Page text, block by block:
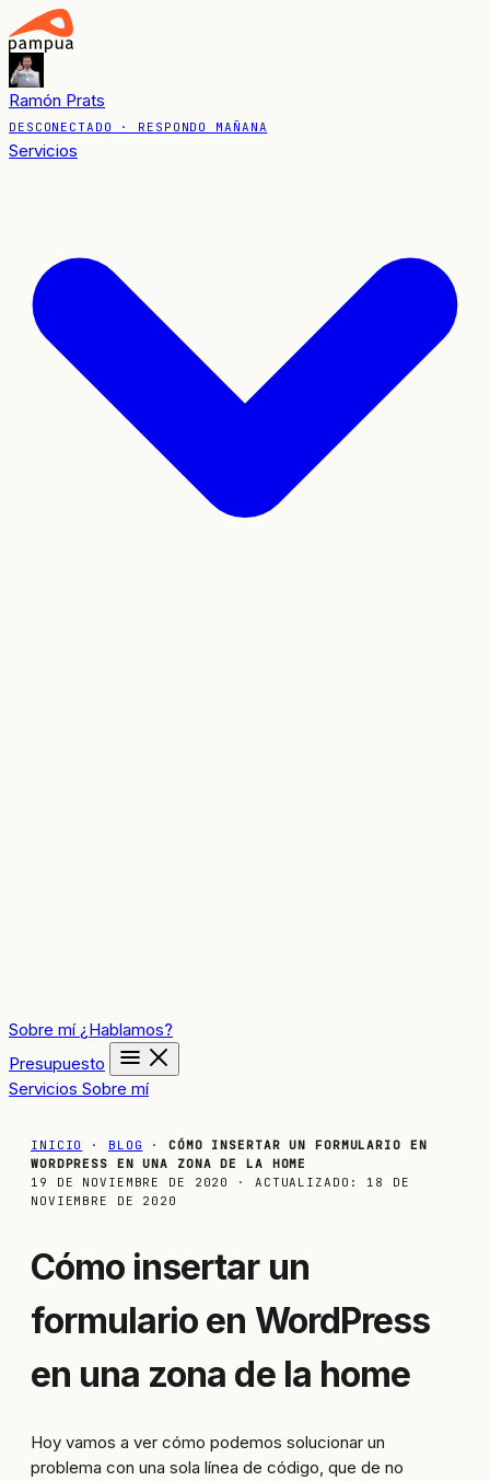
Ramón Prats
DESCONECTADO · RESPONDO MAÑANA
Servicios
Sobre mí ¿Hablamos?
Presupuesto
Servicios Sobre mí
INICIO · BLOG ·CÓMO INSERTAR UN FORMULARIO EN
WORDPRESS EN UNA ZONA DE LA HOME
19 DE NOVIEMBRE DE 2020
· ACTUALIZADO: 18 DE
NOVIEMBRE DE 2020
Cómo insertar un
formulario en WordPress
en una zona de la home
Hoy vamos a ver cómo podemos solucionar un
problema con una sola línea de código, que de no